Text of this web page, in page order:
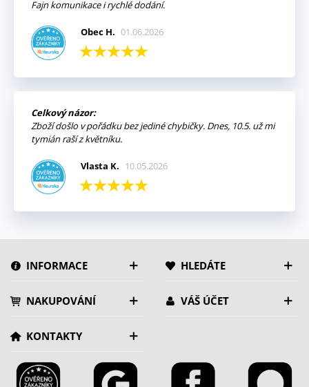
Fajn komunikace i rychlé dodání.
Obec H. 01.06.2026
Celkový názor:
Zboží došlo v pořádku bez jediné chybičky. Dnes, 10.5. už mi
tymián raší z květníku.
Vlasta K. 10.05.2026
INFORMACE HLEDÁTE
NAKUPOVÁNÍ VÁŠ ÚČET
KONTAKTY